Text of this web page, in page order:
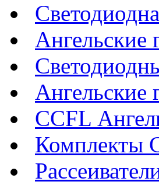
Ангельские
Ангельские
CCFL
Комплекты